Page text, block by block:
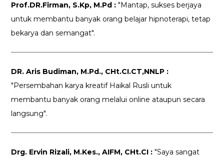
Prof.DR.Firman, S.Kp, M.Pd : "Mantap, sukses berjaya
untuk membantu banyak orang belajar hipnoterapi, tetap
bekarya dan semangat".
DR. Aris Budiman, M.Pd., CHt.CI.CT,NNLP :
"Persembahan karya kreatif Haikal Rusli untuk
membantu banyak orang melalui online ataupun secara
langsung".
Drg. Ervin Rizali, M.Kes., AIFM, CHt.CI : "Saya sangat